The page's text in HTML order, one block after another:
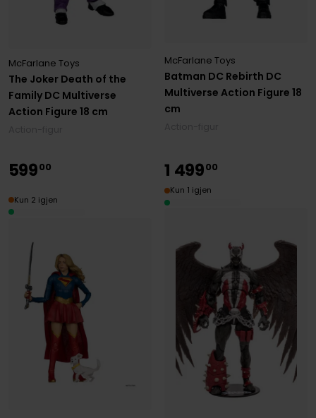
The Joker Death of the
Family DC Multiverse
Action Figure 18 cm
McFarlane Toys
Batman DC Rebirth DC
Multiverse Action Figure 18
cm
McFarlane Toys
59900
Kun 2 igjen
1 49900
Kun 1 igjen